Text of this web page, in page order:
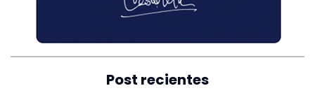
Post recientes